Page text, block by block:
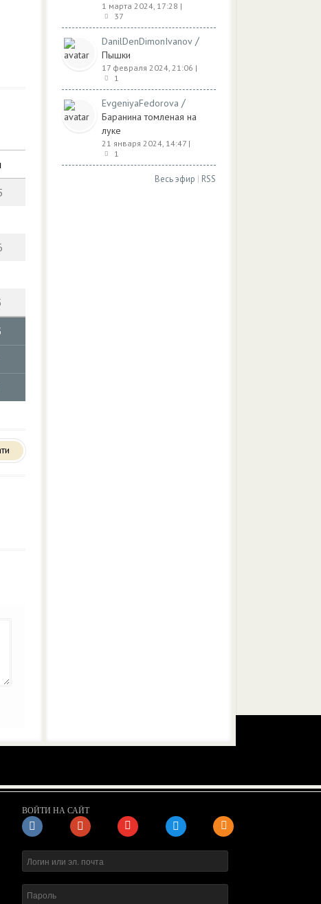
1 марта 2024, 17:28 |
37
DanilDenDimonIvanov /
Пышки
17 февраля 2024, 21:06 |
1
EvgeniyaFedorova /
Баранина томленая на
луке
21 января 2024, 14:47 |
1
Весь эфир | RSS
ВОЙТИ НА САЙТ